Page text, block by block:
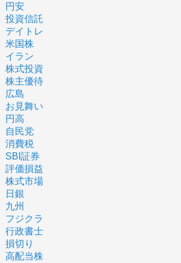
円安
投資信託
デイトレ
米国株
イラン
株式投資
株主優待
広島
お見舞い
円高
自民党
消費税
SBI証券
評価損益
株式市場
日銀
九州
フジクラ
行政書士
損切り
高配当株